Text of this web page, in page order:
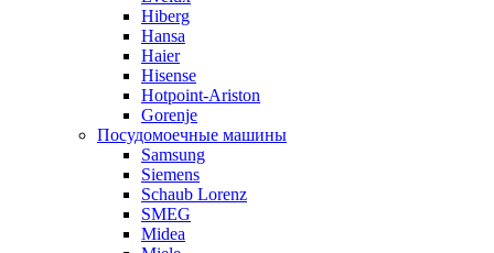
Hiberg
Hansa
Haier
Hisense
Hotpoint-Ariston
Gorenje
Посудомоечные машины
Samsung
Siemens
Schaub Lorenz
SMEG
Midea